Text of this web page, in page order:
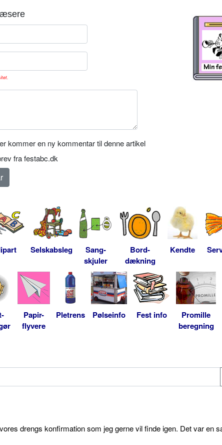
kommer en ny kommentar til denne artikel
fra festabc.dk
Selskabsleg
Sang-
skjuler
Bord-
dækning
Kendte
Papir-
flyvere
Pletrens Pølseinfo Fest info
Promille
beregning
drengs konfirmation som jeg gerne vil finde igen. Det var en